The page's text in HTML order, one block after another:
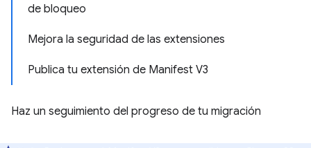
de bloqueo
Mejora la seguridad de las extensiones
Publica tu extensión de Manifest V3
Haz un seguimiento del progreso de tu migración